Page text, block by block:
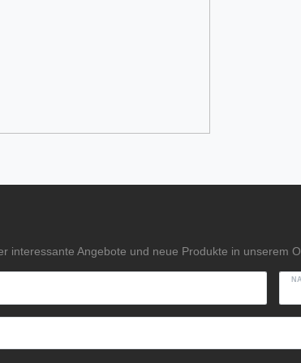
interessante Angebote und neue Produkte in unserem